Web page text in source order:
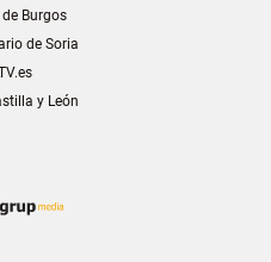
de Burgos
de Soria
y León